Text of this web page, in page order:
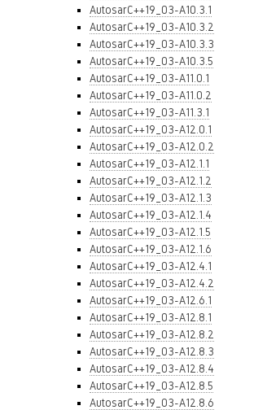
AutosarC++19_03-A10.3.1
AutosarC++19_03-A10.3.2
AutosarC++19_03-A10.3.3
AutosarC++19_03-A10.3.5
AutosarC++19_03-A11.0.1
AutosarC++19_03-A11.0.2
AutosarC++19_03-A11.3.1
AutosarC++19_03-A12.0.1
AutosarC++19_03-A12.0.2
AutosarC++19_03-A12.1.1
AutosarC++19_03-A12.1.2
AutosarC++19_03-A12.1.3
AutosarC++19_03-A12.1.4
AutosarC++19_03-A12.1.5
AutosarC++19_03-A12.1.6
AutosarC++19_03-A12.4.1
AutosarC++19_03-A12.4.2
AutosarC++19_03-A12.6.1
AutosarC++19_03-A12.8.1
AutosarC++19_03-A12.8.2
AutosarC++19_03-A12.8.3
AutosarC++19_03-A12.8.4
AutosarC++19_03-A12.8.5
AutosarC++19_03-A12.8.6